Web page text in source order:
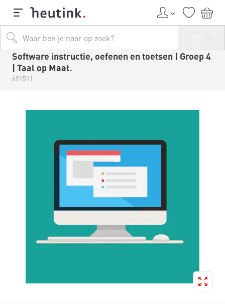
Software instructie, oefenen en toetsen | Groep 4
| Taal op Maat
691511